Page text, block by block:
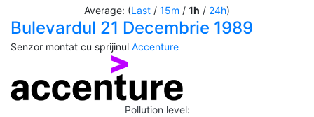
Average: (Last / 15m / 1h / 24h)
Bulevardul 21 Decembrie 1989
Senzor montat cu sprijinul Accenture
Pollution level: